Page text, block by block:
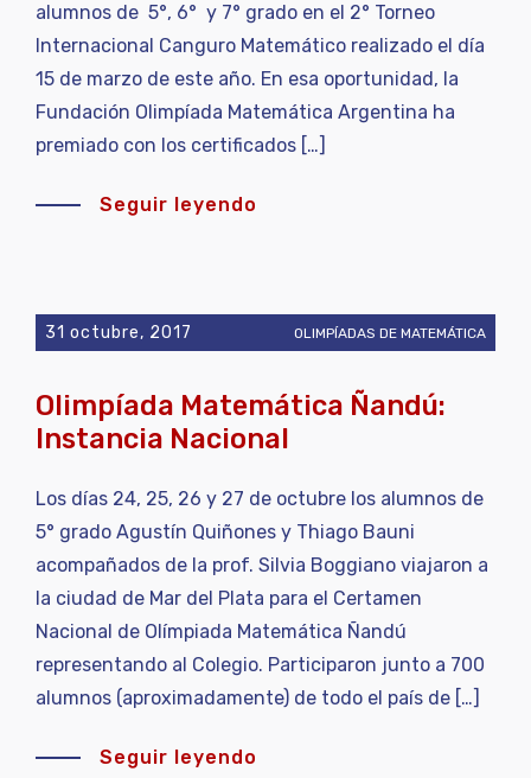
alumnos de 5°, 6° y 7° grado en el 2° Torneo
Internacional Canguro Matemático realizado el día
15 de marzo de este año. En esa oportunidad, la
Fundación Olimpíada Matemática Argentina ha
premiado con los certificados […]
Seguir leyendo
31 octubre, 2017 OLIMPÍADAS DE MATEMÁTICA
Olimpíada Matemática Ñandú:
Instancia Nacional
Los días 24, 25, 26 y 27 de octubre los alumnos de
5° grado Agustín Quiñones y Thiago Bauni
acompañados de la prof. Silvia Boggiano viajaron a
la ciudad de Mar del Plata para el Certamen
Nacional de Olímpiada Matemática Ñandú
representando al Colegio. Participaron junto a 700
alumnos (aproximadamente) de todo el país de […]
Seguir leyendo